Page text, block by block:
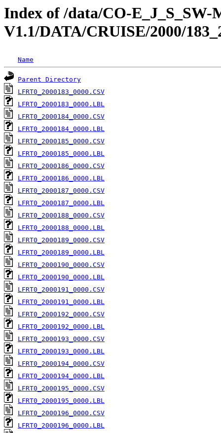
Index of /data/CO-
V1.1/DATA/CRUISE/2000/
Name
Parent Directory
LFRT0_2000183_0000.CSV
LFRT0_2000183_0000.LBL
LFRT0_2000184_0000.CSV
LFRT0_2000184_0000.LBL
LFRT0_2000185_0000.CSV
LFRT0_2000185_0000.LBL
LFRT0_2000186_0000.CSV
LFRT0_2000186_0000.LBL
LFRT0_2000187_0000.CSV
LFRT0_2000187_0000.LBL
LFRT0_2000188_0000.CSV
LFRT0_2000188_0000.LBL
LFRT0_2000189_0000.CSV
LFRT0_2000189_0000.LBL
LFRT0_2000190_0000.CSV
LFRT0_2000190_0000.LBL
LFRT0_2000191_0000.CSV
LFRT0_2000191_0000.LBL
LFRT0_2000192_0000.CSV
LFRT0_2000192_0000.LBL
LFRT0_2000193_0000.CSV
LFRT0_2000193_0000.LBL
LFRT0_2000194_0000.CSV
LFRT0_2000194_0000.LBL
LFRT0_2000195_0000.CSV
LFRT0_2000195_0000.LBL
LFRT0_2000196_0000.CSV
LFRT0_2000196_0000.LBL